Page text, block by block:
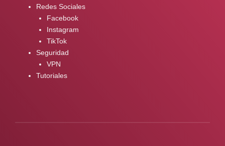
Redes Sociales
Facebook
Instagram
TikTok
Seguridad
VPN
Tutoriales